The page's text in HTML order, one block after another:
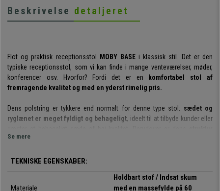
Beskrivelse detaljeret
Flot og praktisk receptionsstol MOBY BASEi klassisk stil. Det er den
typiske receptionsstol, som vi kan finde i mange venteværelser, møder,
konferencer osv. Hvorfor? Fordi det er en
komfortabel stol af
fremragende kvalitet og med en yderst rimelig pris.
Dens polstring er tykkere end normalt for denne type stol: sædet og
ryglænet er meget fyldigt og behageligt, ideelt til at tilbyde kunder eller
lavet af stål med 4 grå ben.
60 kg/m³, som gør det meget mere behagelig at sætte sig. Skummet er
ikke deformeres ved brug eller med tiden.Det er en eksklusiv type
Se mere
TEKNISKE EGENSKABER:
Materiale
Holdbart stof / Indsat skum
med en massefylde på 60